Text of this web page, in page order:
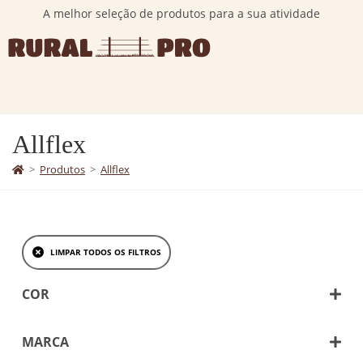
A melhor seleção de produtos para a sua atividade
Allflex
> Produtos > Allflex
LIMPAR TODOS OS FILTROS
COR
Azul
MARCA